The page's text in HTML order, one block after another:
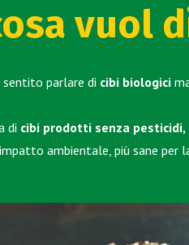
vuol
sentito parlare di cibi biologici
di cibi prodotti senza
ambientale, più sane per